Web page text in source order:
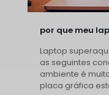
por que meu
Laptop
as seguintes
ambiente é
placa gráfica